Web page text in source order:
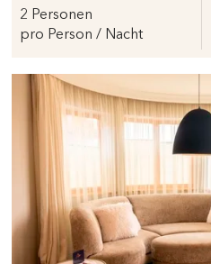
2 Personen
pro Person / Nacht